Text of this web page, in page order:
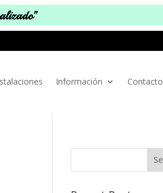
Información Contacto